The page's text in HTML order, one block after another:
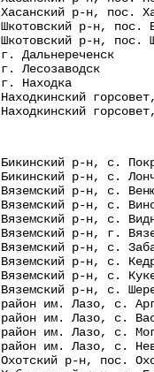
Хасанский р-н,
Шкотовский р-н,
Шкотовский р-н,
г.
г. Лесозаводск
г. Находка
Находкинский
Находкинский
Бикинский р-н, с.
Бикинский р-н, с.
Вяземский р-н, с.
Вяземский р-н, с.
Вяземский р-н,
Вяземский р-н, г.
Вяземский р-н, с.
Вяземский р-н, с.
Вяземский р-н, с.
Вяземский р-н, с.
район им. Лазо, с.
район им. Лазо, с.
район им. Лазо, с.
район им. Лазо, с.
Охотский р-н,